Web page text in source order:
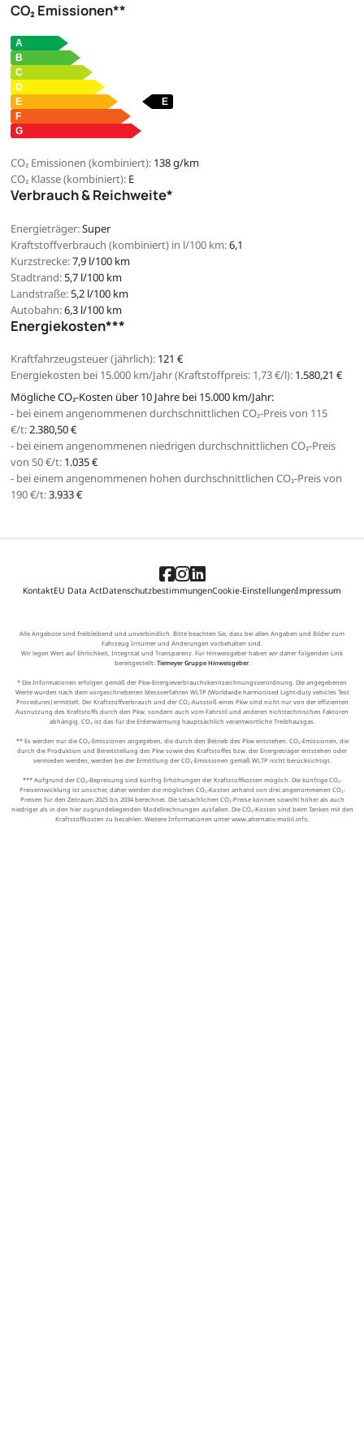
CO₂ Emissionen**
CO₂ Emissionen (kombiniert): 138 g/km
CO₂ Klasse (kombiniert): E
Verbrauch & Reichweite*
Energieträger:Super
Kraftstoffverbrauch (kombiniert) in l/100 km:6,1
Kurzstrecke:7,9 l/100 km
Stadtrand:5,7 l/100 km
Landstraße:5,2 l/100 km
Autobahn:6,3 l/100 km
Energiekosten***
Kraftfahrzeugsteuer (jährlich): 121 €
Energiekosten bei 15.000 km/Jahr (Kraftstoffpreis: 1,73€/l): 1.580,21 €
Mögliche CO₂-Kosten über 10 Jahre bei 15.000 km/Jahr:
- bei einem angenommenen durchschnittlichen CO₂-Preis von 115
€/t:2.380,50 €
- bei einem angenommenen niedrigen durchschnittlichen CO₂-Preis
von 50 €/t: 1.035 €
- bei einem angenommenen hohen durchschnittlichen CO₂-Preis von
190 €/t:3.933 €
KontaktEU Data ActDatenschutzbestimmungenCookie-EinstellungenImpressum
Alle Angebote sind freibleibend und unverbindlich. Bitte beachten Sie, dass bei allen Angaben und Bilder zum
Fahrzeug Irrtümer und Änderungen vorbehalten sind.
Wir legen Wert auf Ehrlichkeit, Integrität und Transparenz. Für Hinweisgeber haben wir daher folgenden Link
bereitgestellt: Tiemeyer Gruppe Hinweisgeber.
* Die Informationen erfolgen gemäß der Pkw-Energieverbrauchskennzeichnungsverordnung. Die angegebenen
Werte wurden nach dem vorgeschriebenen Messverfahren WLTP (Worldwide harmonised Light-duty vehicles Test
Procedures) ermittelt. Der Kraftstoffverbrauch und der CO₂-Ausstoß eines Pkw sind nicht nur von der effizienten
Ausnutzung des Kraftstoffs durch den Pkw, sondern auch vom Fahrstil und anderen nichttechnischen Faktoren
abhängig. CO₂ ist das für die Erderwärmung hauptsächlich verantwortliche Treibhausgas.
** Es werden nur die CO₂-Emissionen angegeben, die durch den Betrieb des Pkw entstehen. CO₂-Emissionen, die
durch die Produktion und Bereitstellung des Pkw sowie des Kraftstoffes bzw. der Energieträger entstehen oder
vermieden werden, werden bei der Ermittlung der CO₂-Emissionen gemäß WLTP nicht berücksichtigt.
*** Aufgrund der CO₂-Bepreisung sind künftig Erhöhungen der Kraftstoffkosten möglich. Die künftige CO₂-
Preisentwicklung ist unsicher, daher werden die möglichen CO₂-Kosten anhand von drei angenommenen CO₂-
Preisen für den Zeitraum 2025 bis 2034 berechnet. Die tatsächlichen CO₂-Preise können sowohl höher als auch
niedriger als in den hier zugrundeliegenden Modellrechnungen ausfallen. Die CO₂-Kosten sind beim Tanken mit den
Kraftstoffkosten zu bezahlen. Weitere Informationen unter www.alternativ-mobil.info.